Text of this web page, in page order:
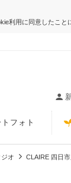
利用に同意したこと
フォト
オ CLAIRE 四日